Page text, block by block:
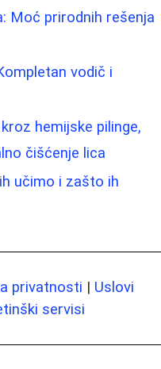
Moć prirodnih rešenja
vodič i
hemijske pilinge,
čišćenje lica
učimo i zašto ih
privatnosti | Uslovi
servisi